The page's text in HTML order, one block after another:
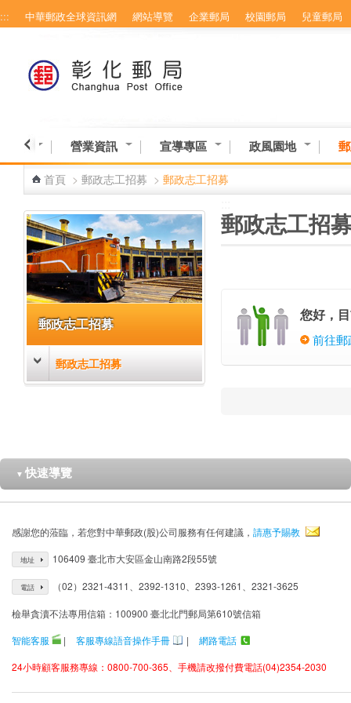
跳到主要內容區塊
::: 中華郵政全球資訊網 網站導覽 企業郵局 校園郵局 兒童郵局
專區 營業資訊 宣導專區 政風園地
首頁 > 郵政志工招募 > 郵政志工招募
郵政志工招募
郵政志工招募
郵政志工招
您好，
前往
▼ 快速導覽
感謝您的蒞臨，若您對中華郵政(股)公司服務有任何建議， 請惠予賜教
地址 106409 臺北市大安區金山南路2段55號
電話 （02）2321-4311、2392-1310、2393-1261、2321-3625
檢舉貪瀆不法專用信箱：100900 臺北北門郵局第610號信箱
智能客服
| 客服專線語音操作手冊 |
網路電話
24小時顧客服務專線：0800-700-365、手機請改撥付費電話(04)2354-2030